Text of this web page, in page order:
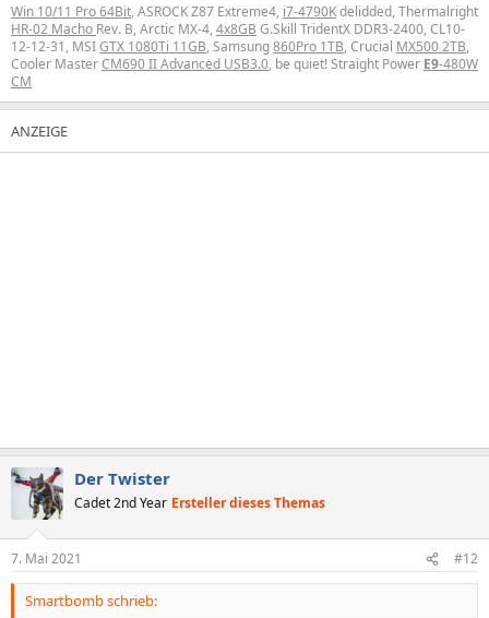
Win 10/11 Pro 64Bit, ASROCK Z87 Extreme4, i7-4790Kdelidded, Thermalright
HR-02 Macho Rev. B, Arctic MX-4, 4x8GB G.Skill TridentX DDR3-2400, CL10-
12-12-31, MSIGTX 1080Ti 11GB, Samsung860Pro 1TB, Crucial MX500 2TB,
Cooler MasterCM690 II Advanced USB3.0, be quiet! Straight Power E9-480W
CM
Der Twister
Cadet 2nd Year Ersteller dieses Themas
7. Mai 2021 #12
Smartbomb schrieb: